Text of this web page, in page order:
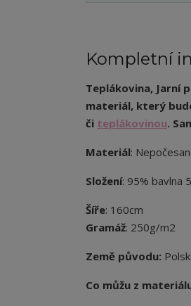
Kompletní
Teplákovina, Jarní
materiál, který
či teplákovinou.
Materiál:
Složení: 95% bavlna
Šíře: 160cm
Gramáž: 250g/m2
Země původu:
Co můžu z